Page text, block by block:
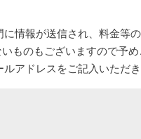
情報が送信され、料金等
ものもございますので予め
アドレスをご記入いただ